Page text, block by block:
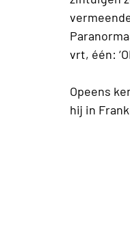
vrt, één:
Opeens
hij in